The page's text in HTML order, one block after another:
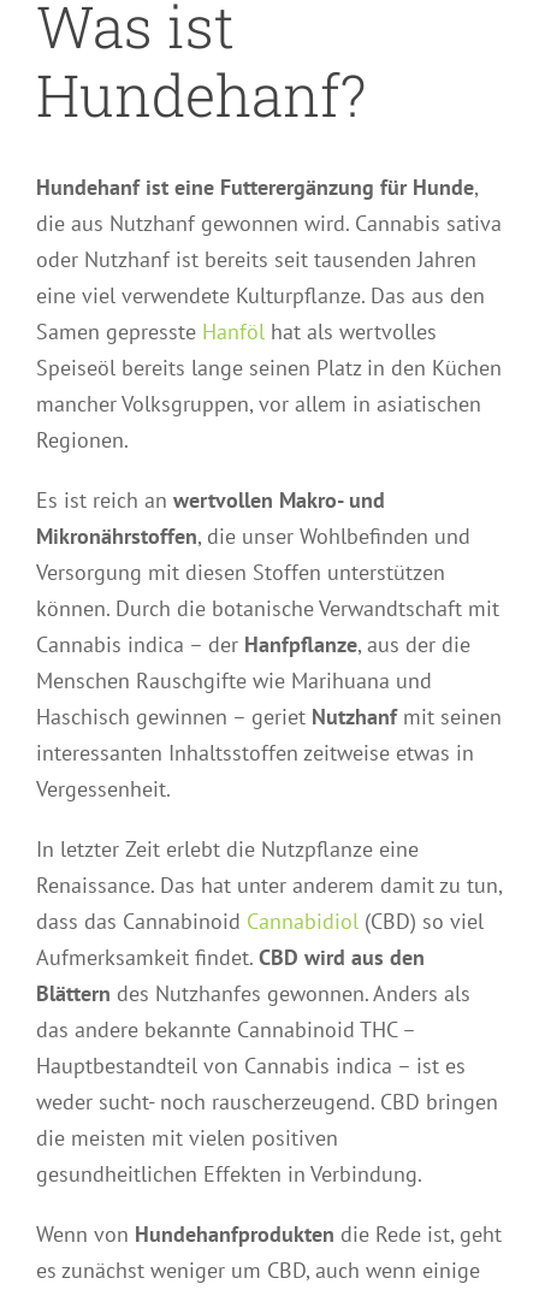
Was ist
Hundehanf?
Hundehanf ist eine Futterergänzung für Hunde,
die aus Nutzhanf gewonnen wird. Cannabis sativa
oder Nutzhanf ist bereits seit tausenden Jahren
eine viel verwendete Kulturpflanze. Das aus den
Samen gepresste Hanföl hat als wertvolles
Speiseöl bereits lange seinen Platz in den Küchen
mancher Volksgruppen, vor allem in asiatischen
Regionen.
Es ist reich an wertvollen Makro- und
Mikronährstoffen, die unser Wohlbefinden und
Versorgung mit diesen Stoffen unterstützen
können. Durch die botanische Verwandtschaft mit
Cannabis indica – der Hanfpflanze, aus der die
Menschen Rauschgifte wie Marihuana und
Haschisch gewinnen – geriet Nutzhanfmit seinen
interessanten Inhaltsstoffen zeitweise etwas in
Vergessenheit.
In letzter Zeit erlebt die Nutzpflanze eine
Renaissance. Das hat unter anderem damit zu tun,
dass das Cannabinoid Cannabidiol (CBD) so viel
Aufmerksamkeit findet. CBD wird aus den
Blättern des Nutzhanfes gewonnen. Anders als
das andere bekannte Cannabinoid THC –
Hauptbestandteil von Cannabis indica – ist es
weder sucht- noch rauscherzeugend. CBD bringen
die meisten mit vielen positiven
gesundheitlichen Effekten in Verbindung.
Wenn von Hundehanfprodukten die Rede ist, geht
es zunächst weniger um CBD, auch wenn einige